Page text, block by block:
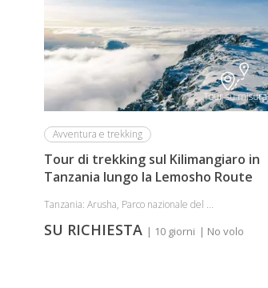
Tour su misura
Avventura e trekking
Tour di trekking sul Kilimangiaro in
Tanzania lungo la Lemosho Route
Tanzania: Arusha, Parco nazionale del ...
SU RICHIESTA | 10 giorni | No volo